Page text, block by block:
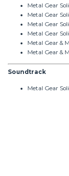
Metal Gear
Metal Gear
Metal Gear
Metal Gear
Metal Gear &
Metal Gear &
Soundtrack
Metal Gear